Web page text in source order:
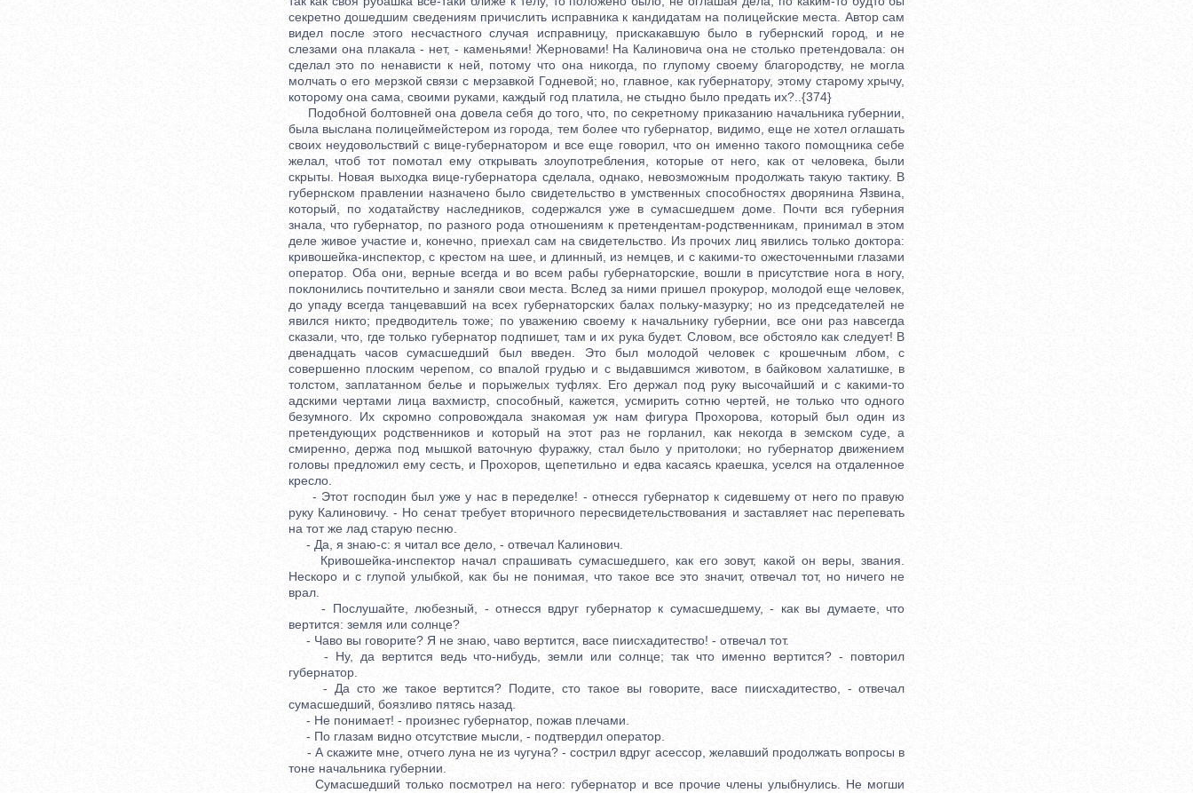
секретно дошедшим сведениям причислить исправника к кандидатам на полицейские места. Автор сам
видел после этого несчастного случая исправницу, прискакавшую было в губернский город, и не
слезами она плакала - нет, - каменьями! Жерновами! На Калиновича она не столько претендовала: он
сделал это по ненависти к ней, потому что она никогда, по глупому своему благородству, не могла
молчать о его мерзкой связи с мерзавкой Годневой; но, главное, как губернатору, этому старому хрычу,
которому она сама, своими руками, каждый год платила, не стыдно было предать их?..{374}
Подобной болтовней она довела себя до того, что, по секретному приказанию начальника губернии,
была выслана полицеймейстером из города, тем более что губернатор, видимо, еще не хотел оглашать
своих неудовольствий с вице-губернатором и все еще говорил, что он именно такого помощника себе
желал, чтоб тот помотал ему открывать злоупотребления, которые от него, как от человека, были
скрыты. Новая выходка вице-губернатора сделала, однако, невозможным продолжать такую тактику. В
губернском правлении назначено было свидетельство в умственных способностях дворянина Язвина,
который, по ходатайству наследников, содержался уже в сумасшедшем доме. Почти вся губерния
знала, что губернатор, по разного рода отношениям к претендентам-родственникам, принимал в этом
деле живое участие и, конечно, приехал сам на свидетельство. Из прочих лиц явились только доктора:
кривошейка-инспектор, с крестом на шее, и длинный, из немцев, и с какими-то ожесточенными глазами
оператор. Оба они, верные всегда и во всем рабы губернаторские, вошли в присутствие нога в ногу,
поклонились почтительно и заняли свои места. Вслед за ними пришел прокурор, молодой еще человек,
до упаду всегда танцевавший на всех губернаторских балах польку-мазурку; но из председателей не
явился никто; предводитель тоже; по уважению своему к начальнику губернии, все они раз навсегда
сказали, что, где только губернатор подпишет, там и их рука будет. Словом, все обстояло как следует! В
двенадцать часов сумасшедший был введен. Это был молодой человек с крошечным лбом, с
совершенно плоским черепом, со впалой грудью и с выдавшимся животом, в байковом халатишке, в
толстом, заплатанном белье и порыжелых туфлях. Его держал под руку высочайший и с какими-то
адскими чертами лица вахмистр, способный, кажется, усмирить сотню чертей, не только что одного
безумного. Их скромно сопровождала знакомая уж нам фигура Прохорова, который был один из
претендующих родственников и который на этот раз не горланил, как некогда в земском суде, а
смиренно, держа под мышкой ваточную фуражку, стал было у притолоки; но губернатор движением
головы предложил ему сесть, и Прохоров, щепетильно и едва касаясь краешка, уселся на отдаленное
кресло.
- Этот господин был уже у нас в переделке! - отнесся губернатор к сидевшему от него по правую
руку Калиновичу. - Но сенат требует вторичного пересвидетельствования и заставляет нас перепевать
на тот же лад старую песню.
- Да, я знаю-с: я читал все дело, - отвечал Калинович.
Кривошейка-инспектор начал спрашивать сумасшедшего, как его зовут, какой он веры, звания.
Нескоро и с глупой улыбкой, как бы не понимая, что такое все это значит, отвечал тот, но ничего не
врал.
- Послушайте, любезный, - отнесся вдруг губернатор к сумасшедшему, - как вы думаете, что
вертится: земля или солнце?
- Чаво вы говорите? Я не знаю, чаво вертится, васе пиисхадитество! - отвечал тот.
- Ну, да вертится ведь что-нибудь, земли или солнце; так что именно вертится? - повторил
губернатор.
- Да сто же такое вертится? Подите, сто такое вы говорите, васе пиисхадитество, - отвечал
сумасшедший, боязливо пятясь назад.
- Не понимает! - произнес губернатор, пожав плечами.
- По глазам видно отсутствие мысли, - подтвердил оператор.
- А скажите мне, отчего луна не из чугуна? - сострил вдруг асессор, желавший продолжать вопросы в
тоне начальника губернии.
Сумасшедший только посмотрел на него: губернатор и все прочие члены улыбнулись. Не могши